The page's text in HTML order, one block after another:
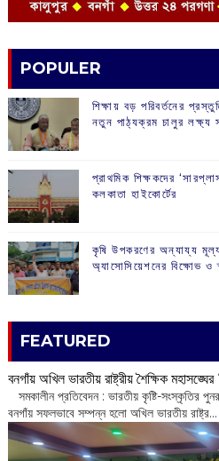
POPULER
শিক্ষায় বড় পরিবর্তনের
নতুন পাঠ্যক্রম চালুর লক্ষ্য
প্রাথমিক শিক্ষকদের
কলকাতা হাইকোর্টের
কৃষি উপকরণের অন্যায্য
অ্যাসোসিয়েশনের বিক্ষোভ ও
FEATURED
বনগাঁয় অখিল ভারতীয় রাষ্ট্রীয় শৈক্ষিক মহাসঙ্ঘের
সমকালীন প্রতিবেদন : ভারতীয় কৃষ্টি-সংস্কৃতির
বনগাঁয় সফলভাবে সম্পন্ন হলো অখিল ভারতীয় রাষ্ট্র...